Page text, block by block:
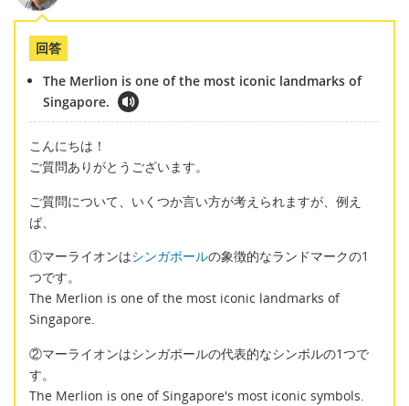
回答
The Merlion is one of the most iconic landmarks of
Singapore.
こんにちは！
ご質問ありがとうございます。
ご質問について、いくつか言い方が考えられますが、例え
ば、
①マーライオンはシンガポールの象徴的なランドマークの1
つです。
The Merlion is one of the most iconic landmarks of
Singapore.
②マーライオンはシンガポールの代表的なシンボルの1つで
す。
The Merlion is one of Singapore's most iconic symbols.